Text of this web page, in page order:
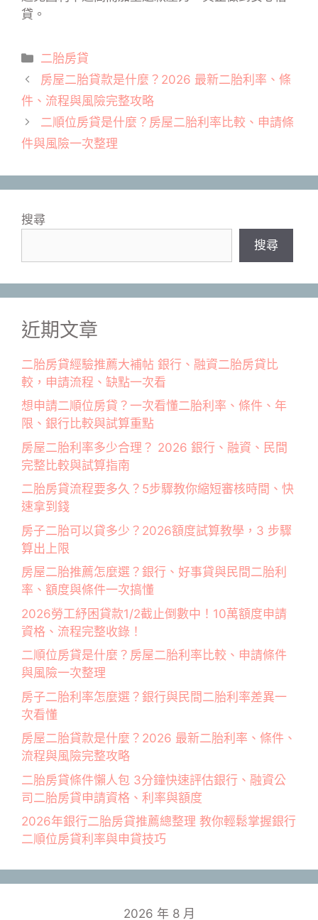
貸。
分
類
二胎房貸
房屋二胎貸款是什麼？2026 最新二胎利率、條
件、流程與風險完整攻略
二順位房貸是什麼？房屋二胎利率比較、申請條
件與風險一次整理
搜尋
搜尋
近期文章
二胎房貸經驗推薦大補帖 銀行、融資二胎房貸比
較，申請流程、缺點一次看
想申請二順位房貸？一次看懂二胎利率、條件、年
限、銀行比較與試算重點
房屋二胎利率多少合理？ 2026 銀行、融資、民間
完整比較與試算指南
二胎房貸流程要多久？5步驟教你縮短審核時間、快
速拿到錢
房子二胎可以貸多少？2026額度試算教學，3 步驟
算出上限
房屋二胎推薦怎麼選？銀行、好事貸與民間二胎利
率、額度與條件一次搞懂
2026勞工紓困貸款1/2截止倒數中！10萬額度申請
資格、流程完整收錄！
二順位房貸是什麼？房屋二胎利率比較、申請條件
與風險一次整理
房子二胎利率怎麼選？銀行與民間二胎利率差異一
次看懂
房屋二胎貸款是什麼？2026 最新二胎利率、條件、
流程與風險完整攻略
二胎房貸條件懶人包 3分鐘快速評估銀行、融資公
司二胎房貸申請資格、利率與額度
2026年銀行二胎房貸推薦總整理 教你輕鬆掌握銀行
二順位房貸利率與申貸技巧
2026 年 8 月